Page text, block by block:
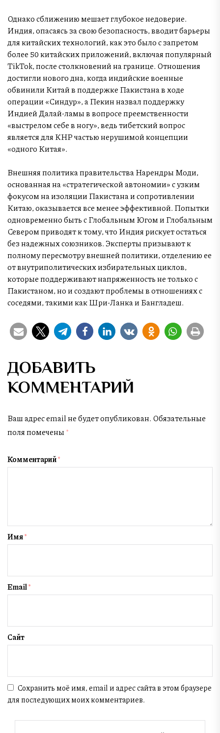
Однако сближению мешает глубокое недоверие.
Индия, опасаясь за свою безопасность, вводит барьеры
для китайских технологий, как это было с запретом
более 50 китайских приложений, включая популярный
TikTok, после столкновений на границе. Отношения
достигли нового дна, когда индийские военные
обвинили Китай в поддержке Пакистана в ходе
операции «Синдур», а Пекин назвал поддержку
Индией Далай-ламы в вопросе преемственности
«выстрелом себе в ногу», ведь тибетский вопрос
является для КНР частью нерушимой концепции
«одного Китая».
Внешняя политика правительства Нарендры Моди,
основанная на «стратегической автономии» с узким
фокусом на изоляции Пакистана и сопротивлении
Китаю, оказывается все менее эффективной. Попытки
одновременно быть с Глобальным Югом и Глобальным
Севером приводят к тому, что Индия рискует остаться
без надежных союзников. Эксперты призывают к
полному пересмотру внешней политики, отделению ее
от внутриполитических избирательных циклов,
которые поддерживают напряженность не только с
Пакистаном, но и создают проблемы в отношениях с
соседями, такими как Шри-Ланка и Бангладеш.
ДОБАВИТЬ
КОММЕНТАРИЙ
Ваш адрес email не будет опубликован. Обязательные
поля помечены *
Комментарий*
Имя*
Email*
Сайт
Сохранить моё имя, email и адрес сайта в этом браузере
для последующих моих комментариев.